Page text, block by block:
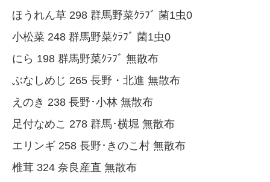
ほうれん草 298 群馬野菜ｸﾗﾌﾞ 菌1虫0
小松菜 248 群馬野菜ｸﾗﾌﾞ 菌1虫0
にら 198 群馬野菜ｸﾗﾌﾞ 無散布
ぶなしめじ 265 長野・北進 無散布
えのき 238 長野･小林 無散布
足付なめこ 278 群馬･横堀 無散布
エリンギ 258 長野･きのこ村 無散布
椎茸 324 奈良産直 無散布